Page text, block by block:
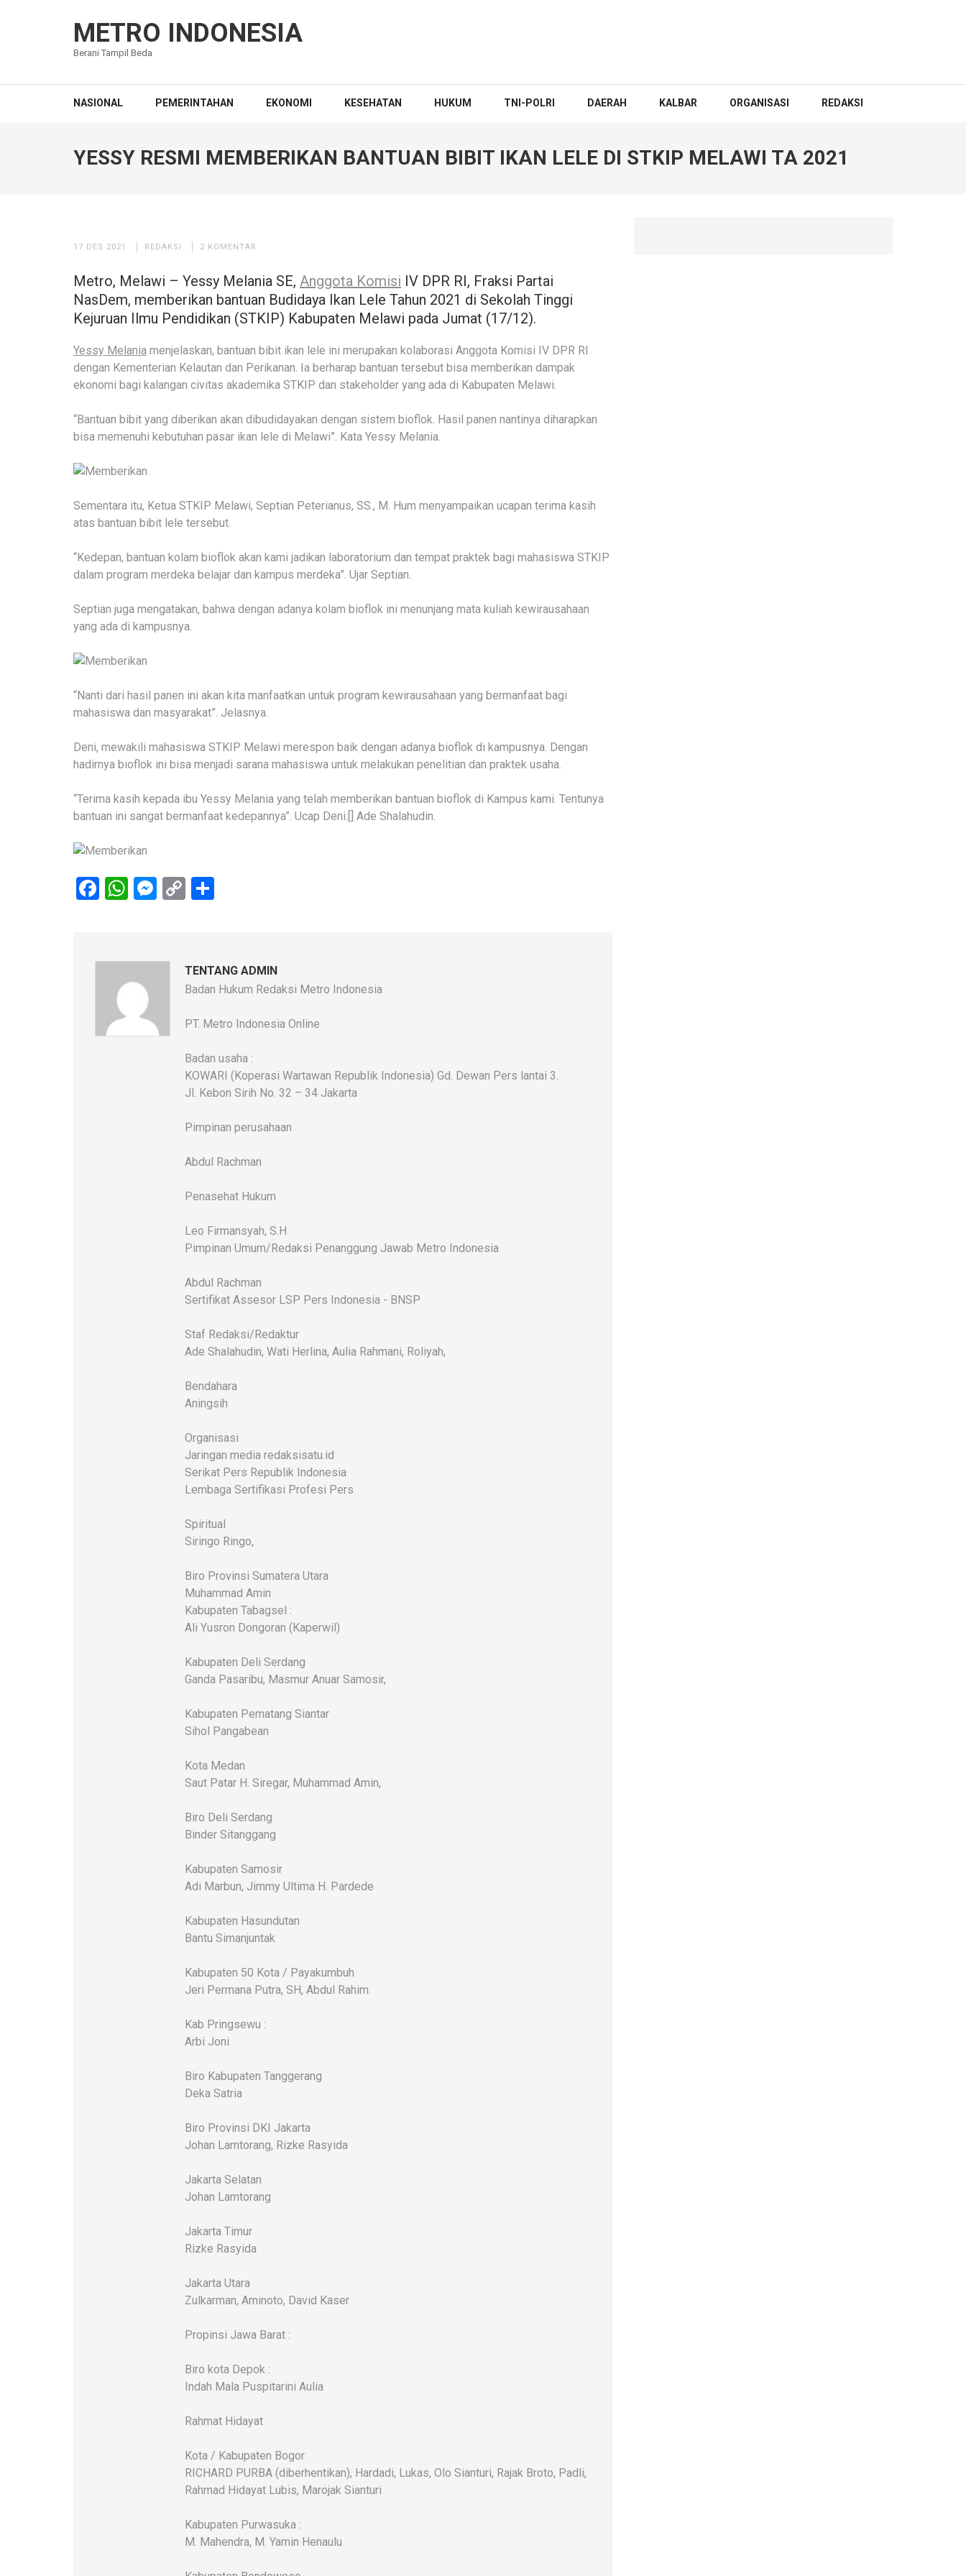
METRO INDONESIA
Berani Tampil Beda
NASIONAL PEMERINTAHAN EKONOMI KESEHATAN HUKUM TNI-POLRI DAERAH KALBAR ORGANISASI REDAKSI
YESSY RESMI MEMBERIKAN BANTUAN BIBIT IKAN LELE DI STKIP MELAWI TA 2021
17 DES 2021 REDAKSI 2 KOMENTAR
Metro, Melawi – Yessy Melania SE, Anggota Komisi IV DPR RI, Fraksi Partai
NasDem, memberikan bantuan Budidaya Ikan Lele Tahun 2021 di Sekolah Tinggi
Kejuruan Ilmu Pendidikan (STKIP) Kabupaten Melawi pada Jumat (17/12).
Yessy Melania menjelaskan, bantuan bibit ikan lele ini merupakan kolaborasi Anggota Komisi IV DPR RI
dengan Kementerian Kelautan dan Perikanan. Ia berharap bantuan tersebut bisa memberikan dampak
ekonomi bagi kalangan civitas akademika STKIP dan stakeholder yang ada di Kabupaten Melawi.
“Bantuan bibit yang diberikan akan dibudidayakan dengan sistem bioflok. Hasil panen nantinya diharapkan
bisa memenuhi kebutuhan pasar ikan lele di Melawi”. Kata Yessy Melania.
Sementara itu, Ketua STKIP Melawi, Septian Peterianus, SS., M. Hum menyampaikan ucapan terima kasih
atas bantuan bibit lele tersebut.
“Kedepan, bantuan kolam bioflok akan kami jadikan laboratorium dan tempat praktek bagi mahasiswa STKIP
dalam program merdeka belajar dan kampus merdeka”. Ujar Septian.
Septian juga mengatakan, bahwa dengan adanya kolam bioflok ini menunjang mata kuliah kewirausahaan
yang ada di kampusnya.
“Nanti dari hasil panen ini akan kita manfaatkan untuk program kewirausahaan yang bermanfaat bagi
mahasiswa dan masyarakat”. Jelasnya.
Deni, mewakili mahasiswa STKIP Melawi merespon baik dengan adanya bioflok di kampusnya. Dengan
hadirnya bioflok ini bisa menjadi sarana mahasiswa untuk melakukan penelitian dan praktek usaha.
“Terima kasih kepada ibu Yessy Melania yang telah memberikan bantuan bioflok di Kampus kami. Tentunya
bantuan ini sangat bermanfaat kedepannya”. Ucap Deni.[] Ade Shalahudin.
Facebook
WhatsApp
Messenger
Copy
TENTANG ADMIN
Badan Hukum Redaksi Metro Indonesia
PT. Metro Indonesia Online
Badan usaha :
KOWARI (Koperasi Wartawan Republik Indonesia) Gd. Dewan Pers lantai 3.
Jl. Kebon Sirih No. 32 – 34 Jakarta
Pimpinan perusahaan
Abdul Rachman
Penasehat Hukum
Leo Firmansyah, S.H
Pimpinan Umum/Redaksi Penanggung Jawab Metro Indonesia
Abdul Rachman
Sertifikat Assesor LSP Pers Indonesia - BNSP
Staf Redaksi/Redaktur
Ade Shalahudin, Wati Herlina, Aulia Rahmani, Roliyah,
Bendahara
Aningsih
Organisasi
Jaringan media redaksisatu.id
Serikat Pers Republik Indonesia
Lembaga Sertifikasi Profesi Pers
Spiritual
Siringo Ringo,
Biro Provinsi Sumatera Utara
Muhammad Amin
Kabupaten Tabagsel :
Ali Yusron Dongoran (Kaperwil)
Kabupaten Deli Serdang
Ganda Pasaribu, Masmur Anuar Samosir,
Kabupaten Pematang Siantar
Sihol Pangabean
Kota Medan
Saut Patar H. Siregar, Muhammad Amin,
Biro Deli Serdang
Binder Sitanggang
Kabupaten Samosir
Adi Marbun, Jimmy Ultima H. Pardede
Kabupaten Hasundutan
Bantu Simanjuntak
Kabupaten 50 Kota / Payakumbuh
Jeri Permana Putra, SH, Abdul Rahim.
Kab Pringsewu :
Arbi Joni
Biro Kabupaten Tanggerang
Deka Satria
Biro Provinsi DKI Jakarta
Johan Lamtorang, Rizke Rasyida
Jakarta Selatan
Johan Lamtorang
Jakarta Timur
Rizke Rasyida
Jakarta Utara
Zulkarman, Aminoto, David Kaser
Propinsi Jawa Barat :
Biro kota Depok :
Indah Mala Puspitarini Aulia
Rahmat Hidayat
Kota / Kabupaten Bogor
RICHARD PURBA (diberhentikan), Hardadi, Lukas, Olo Sianturi, Rajak Broto, Padli,
Rahmad Hidayat Lubis, Marojak Sianturi
Kabupaten Purwasuka :
M. Mahendra, M. Yamin Henaulu